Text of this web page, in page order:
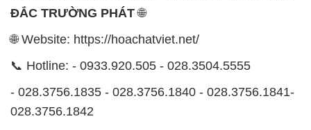
ĐẮC TRƯỜNG PHÁT🌐
🌐 Website: https://hoachatviet.net/
📞 Hotline: - 0933.920.505 - 028.3504.5555
- 028.3756.1835 - 028.3756.1840 - 028.3756.1841-
028.3756.1842